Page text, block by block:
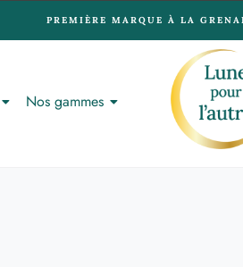
PREMIÈRE MARQUE À LA
Nos gammes